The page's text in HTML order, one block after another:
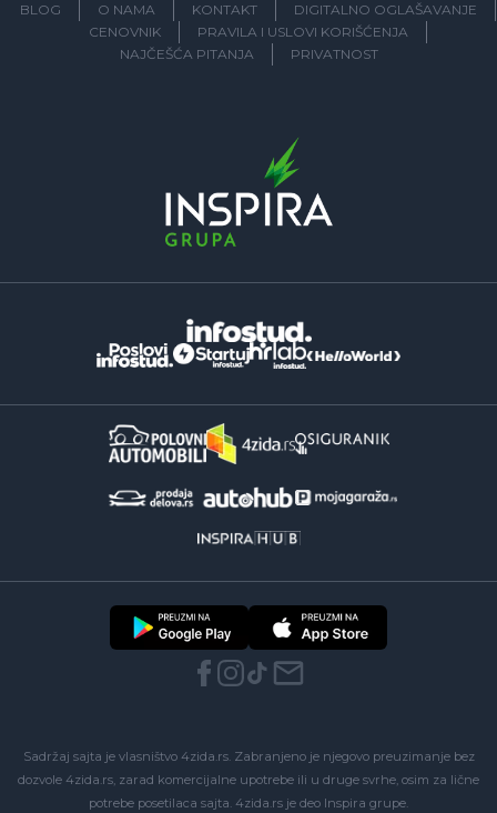
BLOG O NAMA KONTAKT
DIGITALNO OGLAŠAVANJE
CENOVNIK
PRAVILA I USLOVI KORIŠĆENJA
NAJČEŠĆA PITANJA
PRIVATNOST
Sadržaj sajta je vlasništvo 4zida.rs. Zabranjeno je njegovo preuzimanje bez
dozvole 4zida.rs, zarad komercijalne upotrebe ili u druge svrhe, osim za lične
potrebe posetilaca sajta. 4zida.rs je deo Inspira grupe.